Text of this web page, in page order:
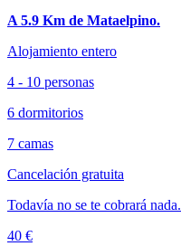
A 5.9 Km de Mataelpino.
Alojamiento entero
4 - 10 personas
6 dormitorios
7 camas
Cancelación gratuita
Todavía no se te cobrará nada.
40 €